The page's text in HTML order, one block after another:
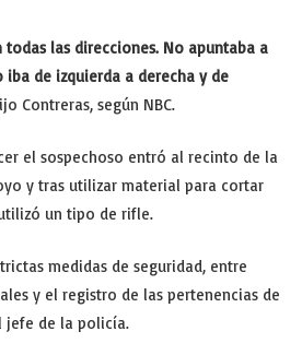
las direcciones. No apuntaba a
de izquierda a derecha y de
Contreras, según NBC.
el sospechoso entró al recinto de la
y tras utilizar material para cortar
un tipo de rifle.
medidas de seguridad, entre
y el registro de las pertenencias de
jefe de la policía.